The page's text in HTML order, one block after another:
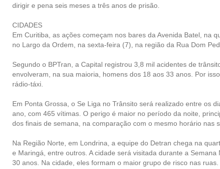
dirigir e pena seis meses a três anos de prisão.
CIDADES
Em Curitiba, as ações começam nos bares da Avenida Batel, na
no Largo da Ordem, na sexta-feira (7), na região da Rua Dom
Segundo o BPTran, a Capital registrou 3,8 mil acidentes de
envolveram, na sua maioria, homens dos 18 aos 33 anos. Por
rádio-táxi.
Em Ponta Grossa, o Se Liga no Trânsito será realizado entre os
ano, com 465 vítimas. O perigo é maior no período da noite,
dos finais de semana, na comparação com o mesmo horário nas
Na Região Norte, em Londrina, a equipe do Detran chega na
e Maringá, entre outros. A cidade será visitada durante a
30 anos. Na cidade, eles formam o maior grupo de risco nas